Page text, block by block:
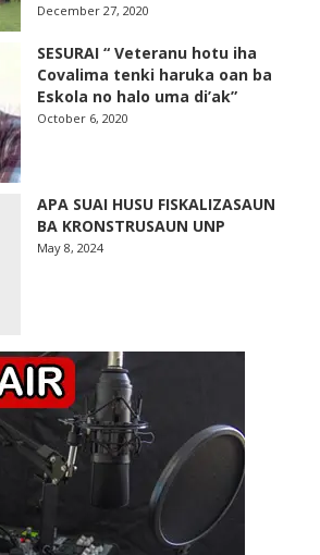
December 27, 2020
SESURAI “ Veteranu hotu iha
Covalima tenki haruka oan ba
Eskola no halo uma di’ak”
October 6, 2020
APA SUAI HUSU FISKALIZASAUN
BA KRONSTRUSAUN UNP
May 8, 2024